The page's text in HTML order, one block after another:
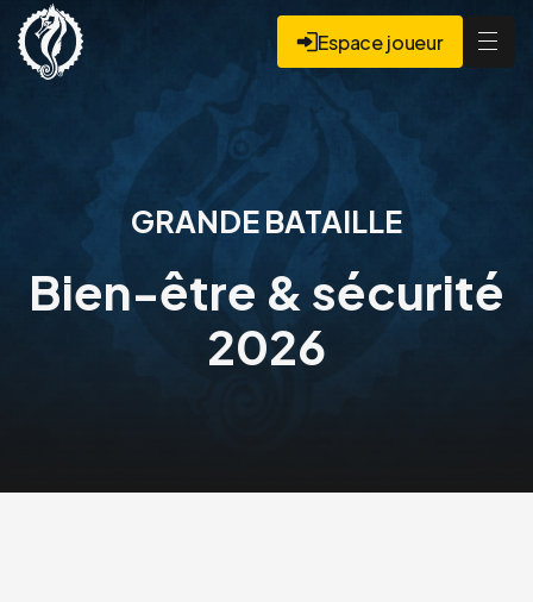
Espace joueur
GRANDE BATAILLE
Bien-être & sécurité
2026